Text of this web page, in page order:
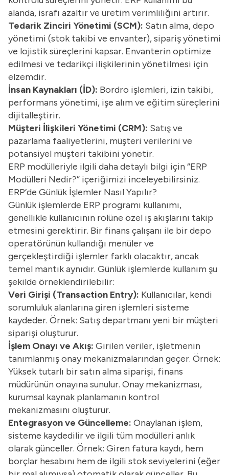
alanda, israfı azaltır ve üretim verimliliğini artırır.
Tedarik Zinciri Yönetimi (SCM): Satın alma, depo
yönetimi (stok takibi ve envanter), sipariş yönetimi
ve lojistik süreçlerini kapsar. Envanterin optimize
edilmesi ve tedarikçi ilişkilerinin yönetilmesi için
elzemdir.
İnsan Kaynakları (İD): Bordro işlemleri, izin takibi,
performans yönetimi, işe alım ve eğitim süreçlerini
dijitalleştirir.
Müşteri İlişkileri Yönetimi (CRM): Satış ve
pazarlama faaliyetlerini, müşteri verilerini ve
potansiyel müşteri takibini yönetir.
ERP modülleriyle ilgili daha detaylı bilgi için “ERP
Modülleri Nedir?” içeriğimizi inceleyebilirsiniz.
ERP’de Günlük İşlemler Nasıl Yapılır?
Günlük işlemlerde ERP programı kullanımı,
genellikle kullanıcının rolüne özel iş akışlarını takip
etmesini gerektirir. Bir finans çalışanı ile bir depo
operatörünün kullandığı menüler ve
gerçekleştirdiği işlemler farklı olacaktır, ancak
temel mantık aynıdır. Günlük işlemlerde kullanım şu
şekilde örneklendirilebilir:
Veri Girişi (Transaction Entry): Kullanıcılar, kendi
sorumluluk alanlarına giren işlemleri sisteme
kaydeder. Örnek: Satış departmanı yeni bir müşteri
siparişi oluşturur.
İşlem Onayı ve Akış: Girilen veriler, işletmenin
tanımlanmış onay mekanizmalarından geçer. Örnek:
Yüksek tutarlı bir satın alma siparişi, finans
müdürünün onayına sunulur. Onay mekanizması,
kurumsal kaynak planlamanın kontrol
mekanizmasını oluşturur.
Entegrasyon ve Güncelleme: Onaylanan işlem,
sisteme kaydedilir ve ilgili tüm modülleri anlık
olarak günceller. Örnek: Giren fatura kaydı, hem
borçlar hesabını hem de ilgili stok seviyelerini (eğer